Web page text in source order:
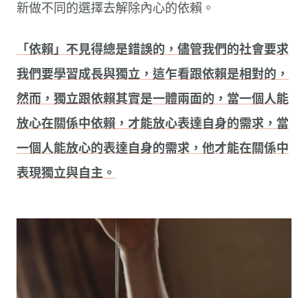
新做不同的選擇去解除內心的依賴。
「依賴」不見得總是錯誤的，儘管我們的社會要求
我們要學習成長與獨立，這乍看跟依賴是相對的，
然而，獨立跟依賴其實是一體兩面的，當一個人能
放心在關係中依賴，才能放心表達自身的需求，當
一個人能放心的表達自身的需求，他才能在關係中
表現獨立與自主。